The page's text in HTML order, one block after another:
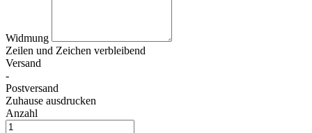
Widmung
Zeilen und Zeichen verbleibend
Versand
-
Postversand
Zuhause ausdrucken
Anzahl